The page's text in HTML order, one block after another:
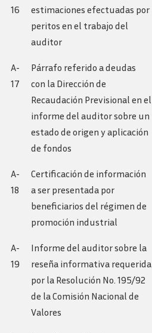
16
estimaciones efectuadas por
peritos en el trabajo del
auditor
A-
17
Párrafo referido a deudas
con la Dirección de
Recaudación Previsional en el
informe del auditor sobre un
estado de origen y aplicación
de fondos
A-
18
Certificación de información
a ser presentada por
beneficiarios del régimen de
promoción industrial
A-
19
Informe del auditor sobre la
reseña informativa requerida
por la Resolución No. 195/92
de la Comisión Nacional de
Valores